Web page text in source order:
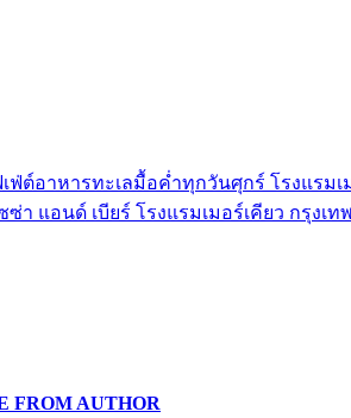
เฟ่ต์อาหารทะเลมื้อค่ำทุกวันศุกร์ โรงแรม
า แอนด์ เบียร์ โรงแรมเมอร์เคียว กรุงเ
FROM AUTHOR